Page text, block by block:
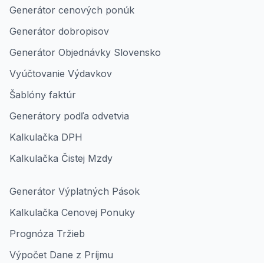
Generátor cenových ponúk
Generátor dobropisov
Generátor Objednávky Slovensko
Vyúčtovanie Výdavkov
Šablóny faktúr
Generátory podľa odvetvia
Kalkulačka DPH
Kalkulačka Čistej Mzdy
Generátor Výplatných Pások
Kalkulačka Cenovej Ponuky
Prognóza Tržieb
Výpočet Dane z Príjmu